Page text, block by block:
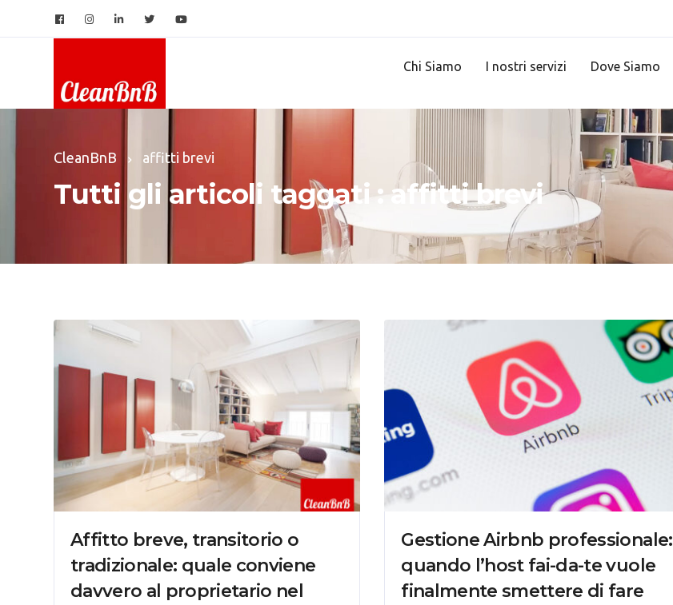
Chi Siamo I nostri servizi Dove Siamo
CleanBnB affitti brevi
Tutti gli articoli taggati : affitti brevi
Affitto breve, transitorio o
tradizionale: quale conviene
davvero al proprietario nel
Gestione Airbnb professionale:
quando l’host fai-da-te vuole
finalmente smettere di fare